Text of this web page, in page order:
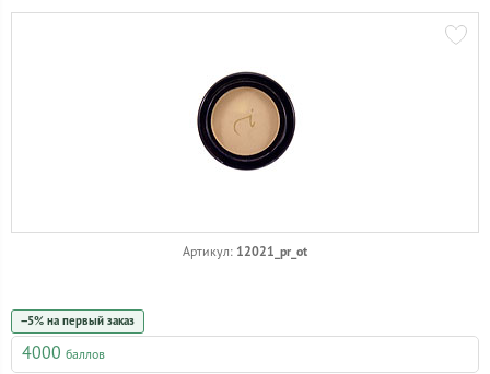
Артикул: 12021_pr_ot
−5% на первый заказ
4000 баллов